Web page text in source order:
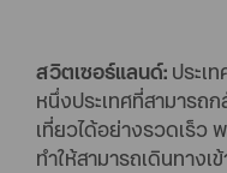
สวิตเซอร์แลนด์: ประเ
หนึ่งประเทศที่สามารถ
เที่ยวได้อย่างรวดเร็ว
ทำให้สามารถเดินทางเ